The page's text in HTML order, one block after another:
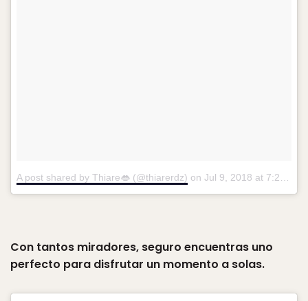
A post shared by Thiare👄 (@thiarerdz) on Jul 9, 2018 at 7:26pm PDT
Con tantos miradores, seguro encuentras uno
perfecto para disfrutar un momento a solas.